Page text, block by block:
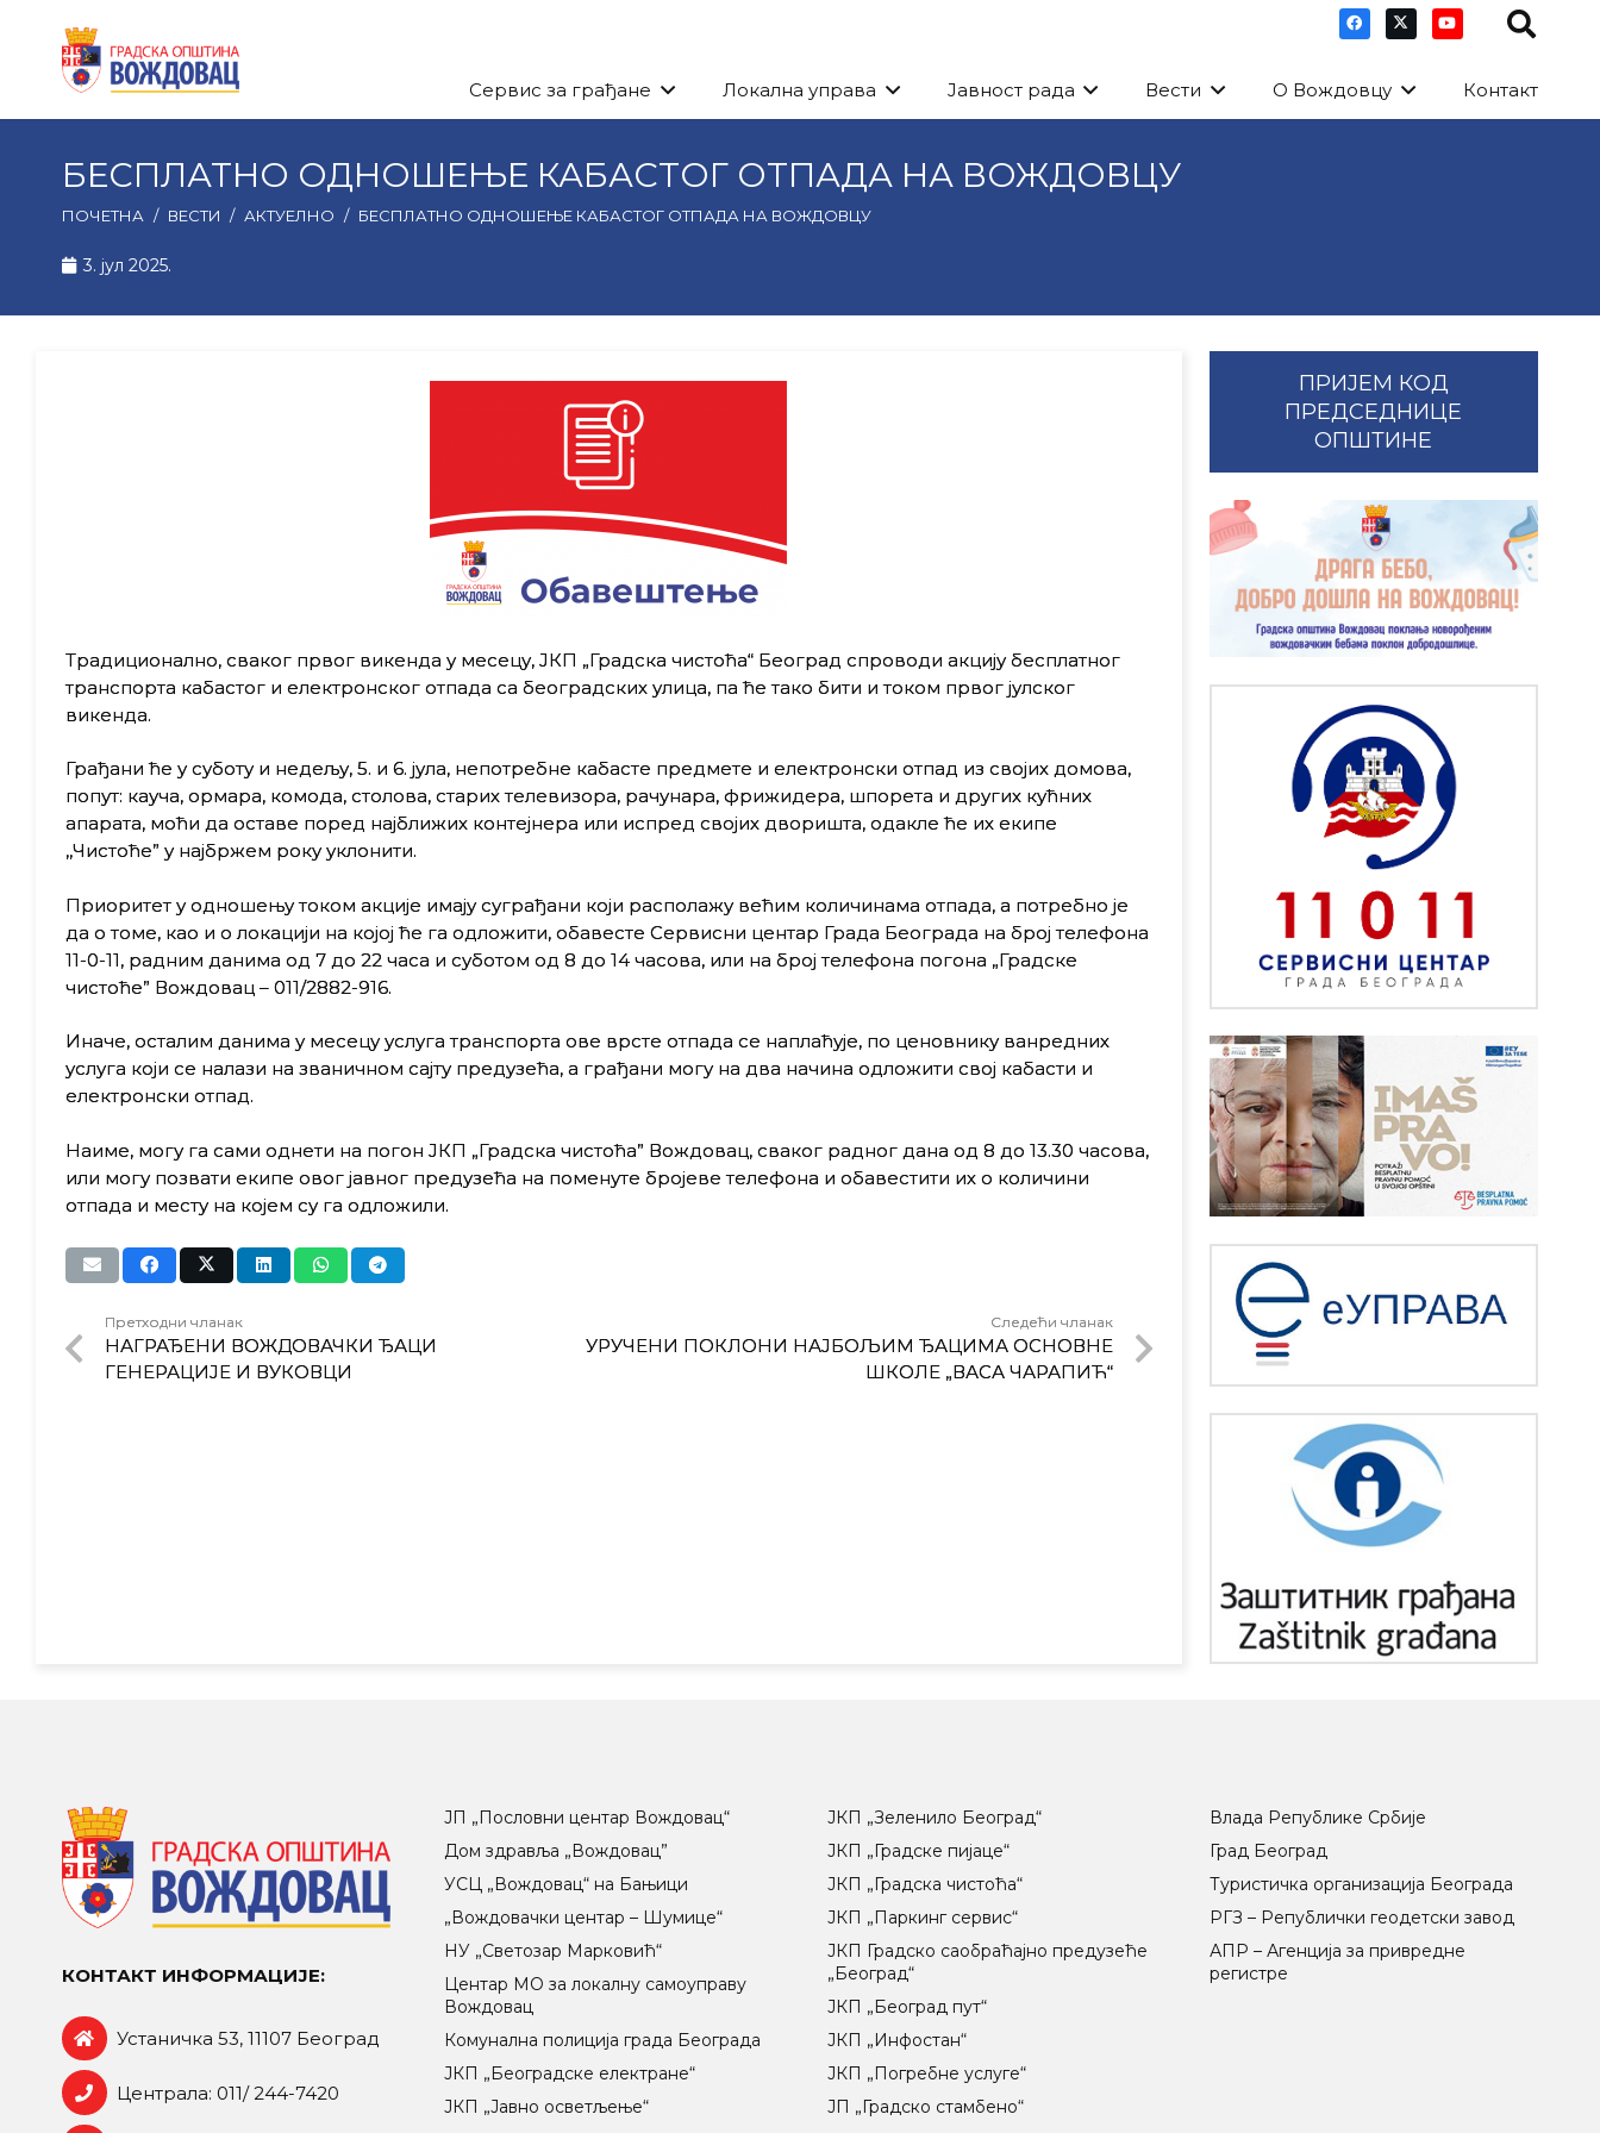
Сервис за грађане Локална управа Јавност рада Вести О Вождовцу Контакт
БЕСПЛАТНО ОДНОШЕЊЕ КАБАСТОГ ОТПАДА НА ВОЖДОВЦУ
ПОЧЕТНА / ВЕСТИ / АКТУЕЛНО / БЕСПЛАТНО ОДНОШЕЊЕ КАБАСТОГ ОТПАДА НА ВОЖДОВЦУ
3. јул 2025.
Традиционално, сваког првог викенда у месецу, ЈКП „Градска чистоћа“ Београд спроводи акцију бесплатног
транспорта кабастог и електронског отпада са београдских улица, па ће тако бити и током првог јулског
викенда.
Грађани ће у суботу и недељу, 5. и 6. јула, непотребне кабасте предмете и електронски отпад из својих домова,
попут: кауча, ормара, комода, столова, старих телевизора, рачунара, фрижидера, шпорета и других кућних
апарата, моћи да оставе поред најближих контејнера или испред својих дворишта, одакле ће их екипе
,,Чистоће” у најбржем року уклонити.
Приоритет у одношењу током акције имају суграђани који располажу већим количинама отпада, а потребно је
да о томе, као и о локацији на којој ће га одложити, обавесте Сервисни центар Града Београда на број телефона
11-0-11, радним данима од 7 до 22 часа и суботом од 8 до 14 часова, или на број телефона погона „Градске
чистоће” Вождовац – 011/2882-916.
Иначе, осталим данима у месецу услуга транспорта ове врсте отпада се наплаћује, по ценовнику ванредних
услуга који се налази на званичном сајту предузећа, а грађани могу на два начина одложити свој кабасти и
електронски отпад.
Наиме, могу га сами однети на погон ЈКП „Градска чистоћа” Вождовац, сваког радног дана од 8 до 13.30 часова,
или могу позвати екипе овог јавног предузећа на поменуте бројеве телефона и обавестити их о количини
отпада и месту на којем су га одложили.
Претходни чланак
НАГРАЂЕНИ ВОЖДОВАЧКИ ЂАЦИ
ГЕНЕРАЦИЈЕ И ВУКОВЦИ
Следећи чланак
УРУЧЕНИ ПОКЛОНИ НАЈБОЉИМ ЂАЦИМА ОСНОВНЕ
ШКОЛЕ „ВАСА ЧАРАПИЋ“
ПРИЈЕМ КОД
ПРЕДСЕДНИЦЕ
ОПШТИНЕ
КОНТАКТ ИНФОРМАЦИЈЕ:
Устаничка 53, 11107 Београд
Централа: 011/ 244-7420
ЈП „Пословни центар Вождовац“
Дом здравља „Вождовац”
УСЦ „Вождовац“ на Бањици
„Вождовачки центар – Шумице“
НУ „Светозар Марковић“
Центар МO за локалну самоуправу
Вождовац
Комунална полиција града Београда
ЈКП „Београдске електране“
ЈКП „Јавно осветљење“
ЈКП „Зеленило Београд“
ЈКП „Градске пијаце“
ЈКП „Градска чистоћа“
ЈКП „Паркинг сервис“
ЈКП Градско саобраћајно предузеће
„Београд“
ЈКП „Београд пут“
ЈКП „Инфостан“
ЈКП „Погребне услуге“
ЈП „Градско стамбено“
Влада Републике Србије
Град Београд
Туристичка организација Београда
РГЗ – Републички геодетски завод
АПР – Агенција за привредне
регистре